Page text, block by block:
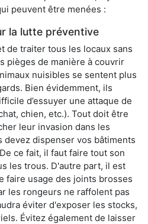
peuvent être menées :
la lutte préventive
de traiter tous les locaux sans
pièges de manière à couvrir
nuisibles se sentent plus
Bien évidemment, ils
d’essuyer une attaque de
chien, etc.). Tout doit être
leur invasion dans les
devez dispenser vos bâtiments
ce fait, il faut faire tout son
les trous. D'autre part, il est
faire usage des joints brosses
les rongeurs ne raffolent pas
éviter d'exposer les stocks,
Évitez également de laisser